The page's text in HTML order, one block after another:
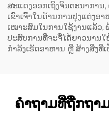
ສະແດງອອກເຖິງຈິນຕະນາການ
ເຂົາເຈົ້າໃນດ້ານການປຸງແຕ່ງອ
ເໝາະສົມໃນການໃຊ້ງານແລ້ວ,
ປະສົບການທີ່ຈະຈື່ໄດ້ຍາວນານໃ
ກຳລັງເຮັດອາຫານ ຫຼື ສ້າງສິ່ງທີ່
ຄຳຖາມທີ່ຖືກຖາ